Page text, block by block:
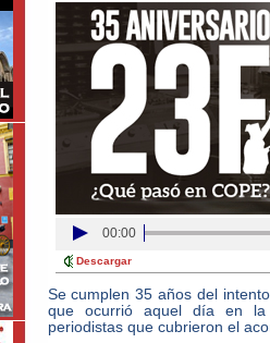
00:00
Descargar
Se cumplen 35 años del
que ocurrió aquel día en
periodistas que cubrieron el